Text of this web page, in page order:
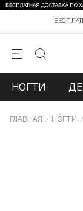
НОГТИ
ГЛАВНАЯ НОГТИ